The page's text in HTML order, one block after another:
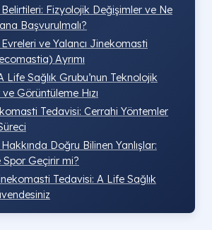
Fizyolojik Değişimler ve Ne
Başvurulmalı?
ve Yalancı Jinekomasti
Ayrımı
Life Sağlık Grubu’nun Teknolojik
Görüntüleme Hızı
Tedavisi: Cerrahi Yöntemler
Doğru Bilinen Yanlışlar:
Spor Geçirir mi?
Tedavisi: A Life Sağlık